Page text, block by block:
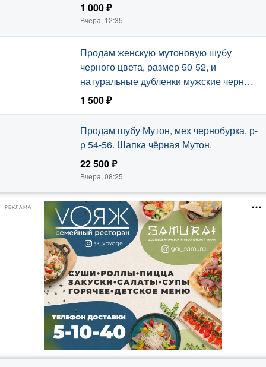
1 000 ₽
Вчера, 12:35
Продам женскую мутоновую шубу
черного цвета, размер 50-52, и
натуральные дубленки мужские черные
и коричневые, размер 48-52.
1 500 ₽
Вчера, 09:45
Продам шубу Мутон, мех чернобурка, р-
р 54-56. Шапка чёрная Мутон.
22 500 ₽
Вчера, 08:25
РЕКЛАМА